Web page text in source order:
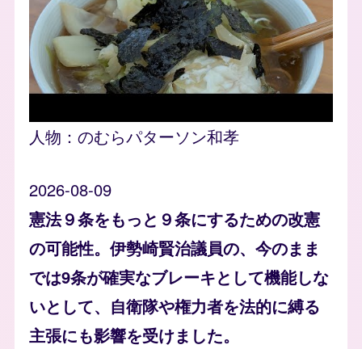
人物： のむらパターソン和孝
2026-08-09
憲法９条をもっと９条にするための改憲
の可能性。伊勢崎賢治議員の、今のまま
では9条が確実なブレーキとして機能しな
いとして、自衛隊や権力者を法的に縛る
主張にも影響を受けました。